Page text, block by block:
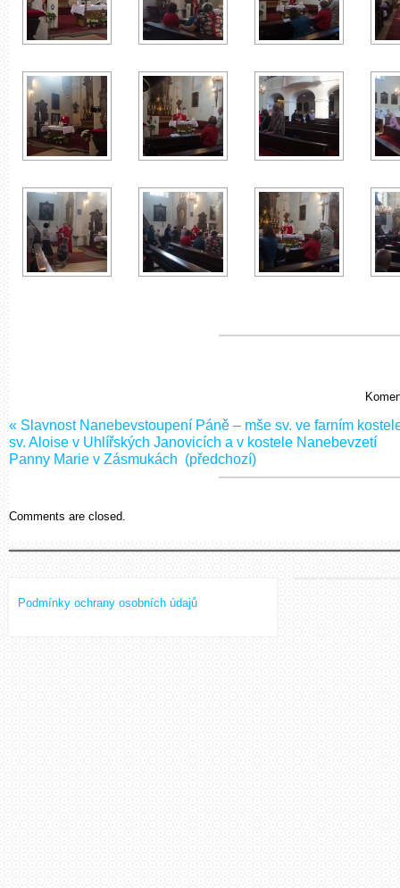
« Slavnost Nanebevstoupení Páně – mše sv. ve farním
sv. Aloise v Uhlířských Janovicích a v kostele Nanebevzetí
Panny Marie v Zásmukách (předchozí)
Comments are closed.
Podmínky ochrany osobních údajů